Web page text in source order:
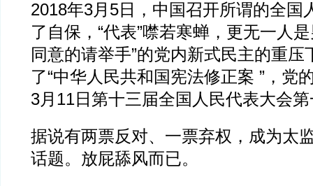
2018年3月5日，中国召开所谓的全国
了自保，“代表”噤若寒蝉，更无一人
同意的请举手”的党内新式民主的重压
了“中华人民共和国宪法修正案 ”，党
3月11日第十三届全国人民代表大会
据说有两票反对、一票弃权，成为太
话题。放屁舔风而已。